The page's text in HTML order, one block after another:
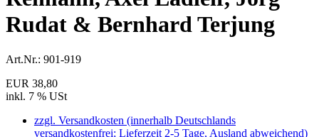
Rudat & Bernhard Terjung
Art.Nr.: 901-919
EUR 38,80
inkl. 7 % USt
zzgl. Versandkosten (innerhalb Deutschlands
versandkostenfrei; Lieferzeit 2-5 Tage, Ausland abweichend)